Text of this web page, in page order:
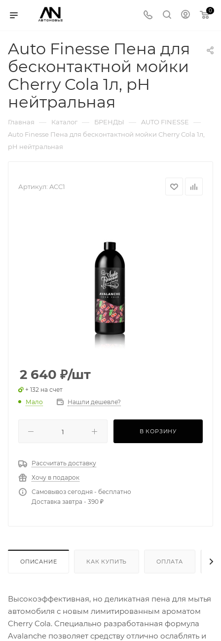
0
Auto Finesse Пена для
бесконтактной мойки
Cherry Cola 1л, pH
нейтральная
Главная — Каталог — БРЕНДЫ — AUTO FINESSE —
Auto Finesse Пена для бесконтактной мойки Cherry Cola 1л,
pH нейтральная
Артикул: ACC1
2 640 ₽/шт
+ 132 на счет
Мало
Нашли дешевле?
В КОРЗИНУ
Рассчитать доставку
Хочу в подарок
Самовывоз сегодня - бесплатно
Доставка завтра - 390 ₽
ОПИСАНИЕ КАК КУПИТЬ ОПЛАТА
Высокоэффективная, но деликатная пена для мытья
автомобиля с новым лимитированным ароматом
Cherry Cola. Специально разработанная формула
Avalanche позволяет средству отлично ослаблять и